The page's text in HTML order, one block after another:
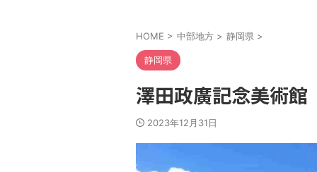
HOME > 中部地方 > 静岡県 >
静岡県
澤田政廣記念美術館
2023年12月31日